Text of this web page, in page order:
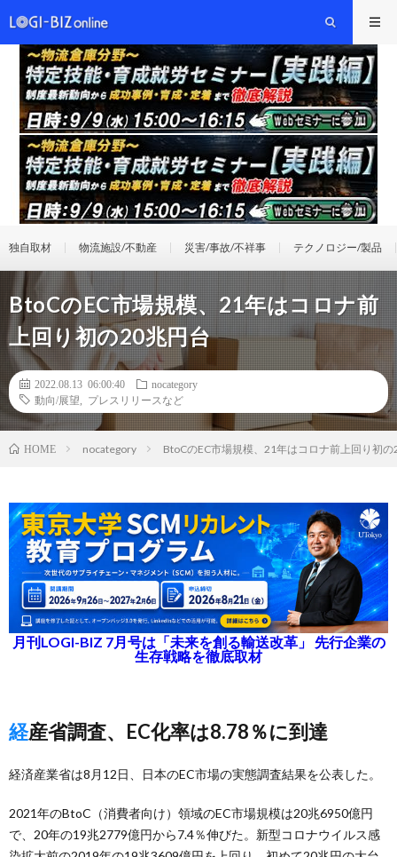
独自取材 物流施設/不動産 災害/事故/不祥事 テクノロジー/製品
BtoCのEC市場規模、21年はコロナ前
上回り初の20兆円台
2022.08.13 06:00:40
nocategory
動向/展望
プレスリリースなど
HOME nocategory BtoCのEC市場規模、21年はコロナ前上回り初
月刊LOGI-BIZ 7月号は「未来を創る輸送改革」 先行企業の
生存戦略を徹底取材
経産省調査、EC化率は8.78％に到達
経済産業省は8月12日、日本のEC市場の実態調査結果を公表した。
2021年のBtoC（消費者向け）領域のEC市場規模は20兆6950億円
で、20年の19兆2779億円から7.4％伸びた。新型コロナウイルス感